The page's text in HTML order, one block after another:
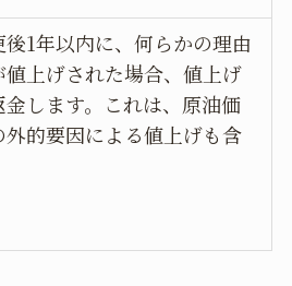
1年以内に、何らかの理由
上げされた場合、値上げ
します。これは、原油価
的要因による値上げも含